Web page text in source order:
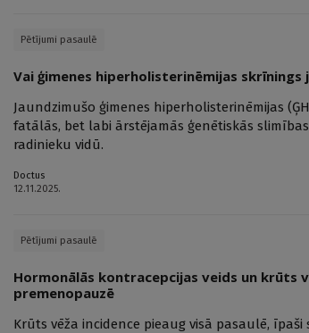
Pētījumi pasaulē
Vai ģimenes hiperholisterinēmijas
Jaundzimušo ģimenes hiperholisterinēmijas
fatālās, bet labi ārstējamās ģenētiskās
radinieku vidū.
Doctus
12.11.2025.
Pētījumi pasaulē
Hormonālās kontracepcijas veids un krūts
premenopauzē
Krūts vēža incidence pieaug visā pasaulē,